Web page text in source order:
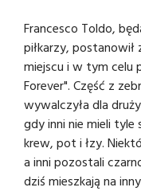
Francesco Toldo,
piłkarzy,
miejscu i w tym celu
Forever". Część z
wywalczyła dla
gdy inni nie mieli tyle
krew, pot i łzy.
a inni pozostali
dziś mieszkają na